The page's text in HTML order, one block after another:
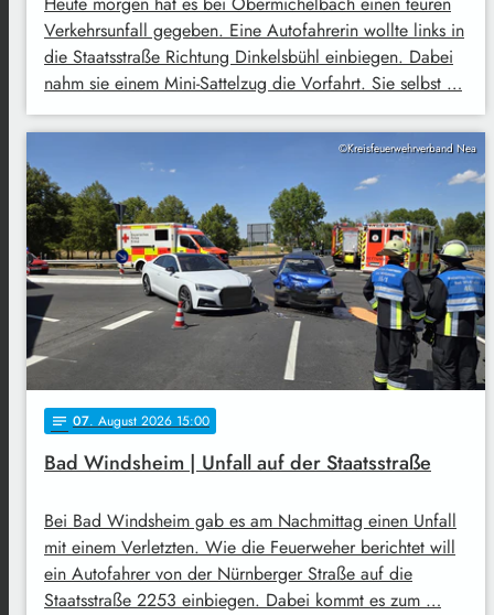
Verkehrsunfall gegeben. Eine Autofahrerin wollte links in
die Staatsstraße Richtung Dinkelsbühl einbiegen. Dabei
nahm sie einem Mini-Sattelzug die Vorfahrt. Sie selbst …
©Kreisfeuerwehrverband Nea
notes 07. August 2026 15:00
Bad Windsheim | Unfall auf der Staatsstraße
Bei Bad Windsheim gab es am Nachmittag einen Unfall
mit einem Verletzten. Wie die Feuerweher berichtet will
ein Autofahrer von der Nürnberger Straße auf die
Staatsstraße 2253 einbiegen. Dabei kommt es zum …